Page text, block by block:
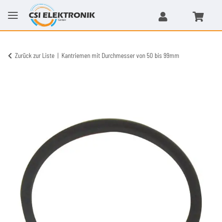
Zurück zur Liste Kantriemen mit Durchmesser von 50 bis 99mm